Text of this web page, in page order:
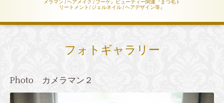
メラマン / ヘアメイク / ブーケ』ビューティー関連『まつ毛ト
リートメント/ ジェルネイル / ヘアデザイン等』
フォトギャラリー
Photo カメラマン２